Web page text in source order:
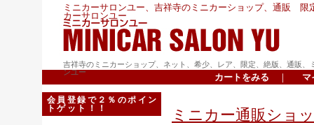
ミニカーサロンユー、吉祥寺のミニカーショップ、通販 限
カーサロンユー
吉祥寺のミニカーショップ、ネット、希少、レア、限定、絶版、通販、
ンユー
カートをみる ｜ マ
会員登録で２％のポイン
トゲット！！
ミニカー通販ショ